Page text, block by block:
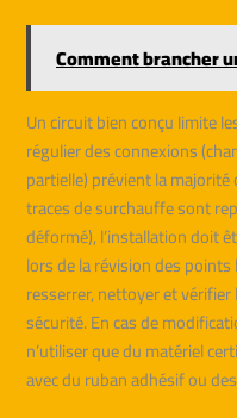
Comment brancher
Un circuit bien conçu limite
régulier des connexions
partielle) prévient la majorité
traces de surchauffe sont
déformé), l’installation doit
lors de la révision des
resserrer, nettoyer et vérifier
sécurité. En cas de
n’utiliser que du matériel
avec du ruban adhésif ou